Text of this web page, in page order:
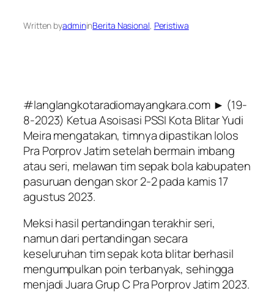
Written byadmininBerita Nasional, Peristiwa
#langlangkotaradiomayangkara.com ► (19-
8-2023) Ketua Asoisasi PSSI Kota Blitar Yudi
Meira mengatakan, timnya dipastikan lolos
Pra Porprov Jatim setelah bermain imbang
atau seri, melawan tim sepak bola kabupaten
pasuruan dengan skor 2-2 pada kamis 17
agustus 2023.
Meksi hasil pertandingan terakhir seri,
namun dari pertandingan secara
keseluruhan tim sepak kota blitar berhasil
mengumpulkan poin terbanyak, sehingga
menjadi Juara Grup C Pra Porprov Jatim 2023.